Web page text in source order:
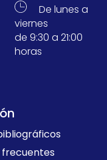
De lunes a
viernes
de 9:30 a 21:00
horas